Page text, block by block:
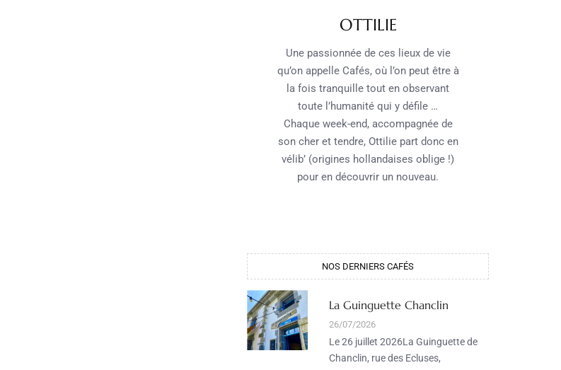
OTTILIE
Une passionnée de ces lieux de vie
qu’on appelle Cafés, où l’on peut être à
la fois tranquille tout en observant
toute l’humanité qui y défile …
Chaque week-end, accompagnée de
son cher et tendre, Ottilie part donc en
vélib’ (origines hollandaises oblige !)
pour en découvrir un nouveau.
NOS DERNIERS CAFÉS​
La Guinguette Chanclin
26/07/2026
Le 26 juillet 2026La Guinguette de
Chanclin, rue des Ecluses,